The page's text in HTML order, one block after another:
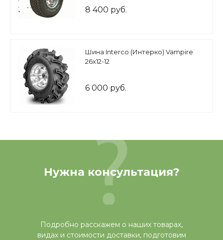
8 400 руб.
Шина Interco (Интерко) Vampire
26x12-12
6 000 руб.
Нужна консультация?
Подробно расскажем о наших товарах,
видах и стоимости доставки, подготовим